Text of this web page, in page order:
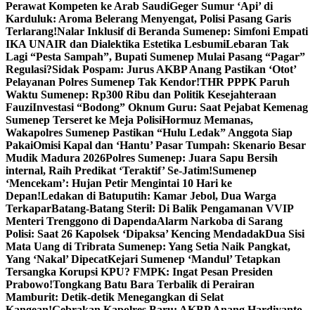
Perawat Kompeten ke Arab SaudiGeger Sumur ‘Api’ di
Karduluk: Aroma Belerang Menyengat, Polisi Pasang Garis
Terlarang!Nalar Inklusif di Beranda Sumenep: Simfoni Empati
IKA UNAIR dan Dialektika Estetika LesbumiLebaran Tak
Lagi “Pesta Sampah”, Bupati Sumenep Mulai Pasang “Pagar”
Regulasi?Sidak Pospam: Jurus AKBP Anang Pastikan ‘Otot’
Pelayanan Polres Sumenep Tak Kendor!THR PPPK Paruh
Waktu Sumenep: Rp300 Ribu dan Politik Kesejahteraan
FauziInvestasi “Bodong” Oknum Guru: Saat Pejabat Kemenag
Sumenep Terseret ke Meja PolisiHormuz Memanas,
Wakapolres Sumenep Pastikan “Hulu Ledak” Anggota Siap
PakaiOmisi Kapal dan ‘Hantu’ Pasar Tumpah: Skenario Besar
Mudik Madura 2026Polres Sumenep: Juara Sapu Bersih
internal, Raih Predikat ‘Teraktif’ Se-Jatim!Sumenep
‘Mencekam’: Hujan Petir Mengintai 10 Hari ke
Depan!Ledakan di Batuputih: Kamar Jebol, Dua Warga
TerkaparBatang-Batang Steril: Di Balik Pengamanan VVIP
Menteri Trenggono di DapendaAlarm Narkoba di Sarang
Polisi: Saat 26 Kapolsek ‘Dipaksa’ Kencing MendadakDua Sisi
Mata Uang di Tribrata Sumenep: Yang Setia Naik Pangkat,
Yang ‘Nakal’ DipecatKejari Sumenep ‘Mandul’ Tetapkan
Tersangka Korupsi KPU? FMPK: Ingat Pesan Presiden
Prabowo!Tongkang Batu Bara Terbalik di Perairan
Mamburit: Detik-detik Menegangkan di Selat